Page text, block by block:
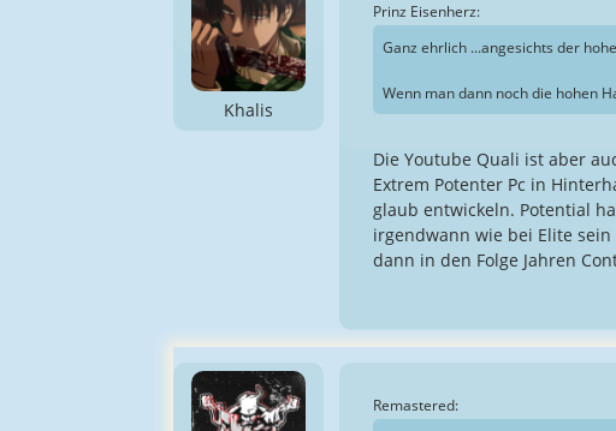
Khalis
Prinz Eisenherz:
Ganz ehrlich ...angesichts der
Wenn man dann noch die hohen
Die Youtube Quali ist aber
Extrem Potenter Pc in
glaub entwickeln. Potential
irgendwann wie bei Elite
dann in den Folge Jahren
Remastered: